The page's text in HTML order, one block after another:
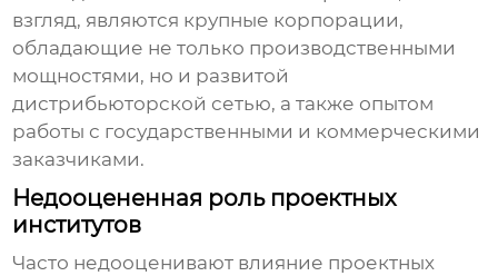
взгляд, являются крупные корпорации,
обладающие не только производственными
мощностями, но и развитой
дистрибьюторской сетью, а также опытом
работы с государственными и коммерческими
заказчиками.
Недооцененная роль проектных
институтов
Часто недооценивают влияние проектных